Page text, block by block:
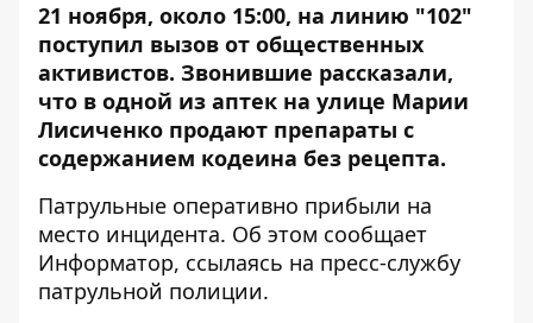
21 ноября, около 15:00, на линию "102"
поступил вызов от общественных
активистов. Звонившие рассказали,
что в одной из аптек на улице Марии
Лисиченко продают препараты с
содержанием кодеина без рецепта.
Патрульные оперативно прибыли на
место инцидента. Об этом сообщает
Информатор, ссылаясь на пресс-службу
патрульной полиции.